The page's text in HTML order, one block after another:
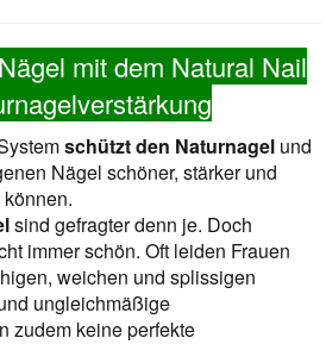
mit dem Natural Nail
schützt den Naturnagel und
Nägel schöner, stärker und
sind gefragter denn je. Doch
immer schön. Oft leiden Frauen
weichen und splissigen
ungleichmäßige
zudem keine perfekte